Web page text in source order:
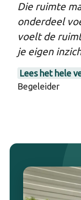
Die ruimte
onderdeel
voelt de
je eigen
Lees het hele
Begeleider